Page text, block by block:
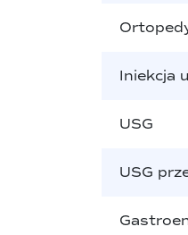
Iniekcja
USG
USG